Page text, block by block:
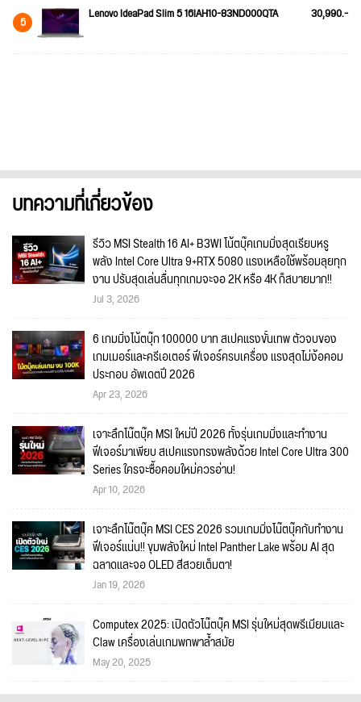
5 Lenovo IdeaPad Slim 5 16IAH10-83ND000QTA 30,990.-
บทความที่เกี่ยวข้อง
รีวิว MSI Stealth 16 AI+ B3WI โน้ตบุ๊คเกมมิ่งสุดเรียบหรู
พลัง Intel Core Ultra 9+RTX 5080 แรงเหลือใช้พร้อมลุยทุก
งาน ปรับสุดเล่นลื่นทุกเกมจะจอ 2K หรือ 4K ก็สบายมาก!!
Jul 3, 2026
6 เกมมิ่งโน้ตบุ๊ก 100000 บาท สเปคแรงขั้นเทพ ตัวจบของ
เกมเมอร์และครีเอเตอร์ ฟีเจอร์ครบเครื่อง แรงสุดไม่ง้อคอม
ประกอบ อัพเดตปี 2026
Apr 23, 2026
เจาะลึกโน๊ตบุ๊ค MSI ใหม่ปี 2026 ทั้งรุ่นเกมมิ่งและทำงาน
ฟีเจอร์มาเพียบ สเปคแรงทรงพลังด้วย Intel Core Ultra 300
Series ใครจะซื้อคอมใหม่ควรอ่าน!
Apr 10, 2026
เจาะลึกโน๊ตบุ๊ค MSI CES 2026 รวมเกมมิ่งโน๊ตบุ๊คกับทำงาน
ฟีเจอร์แน่น!! ขุมพลังใหม่ Intel Panther Lake พร้อม AI สุด
ฉลาดและจอ OLED สีสวยเต็มตา!
Jan 19, 2026
Computex 2025: เปิดตัวโน๊ตบุ๊ค MSI รุ่นใหม่สุดพรีเมียมและ
Claw เครื่องเล่นเกมพกพาล้ำสมัย
May 20, 2025